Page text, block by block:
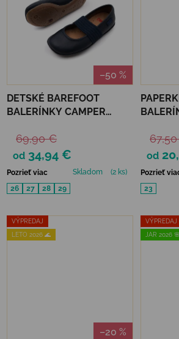
–50 %
DETSKÉ BAREFOOT
BALERÍNKY CAMPER
od 34,94 €
69,90 €
Pozrieť viac Skladom
(2 ks)
26
27 28 29
od
Pozrieť
23
VÝPREDAJ
LETO 2026 🌊
–20 %
VÝPREDAJ
JAR 2026 🌸